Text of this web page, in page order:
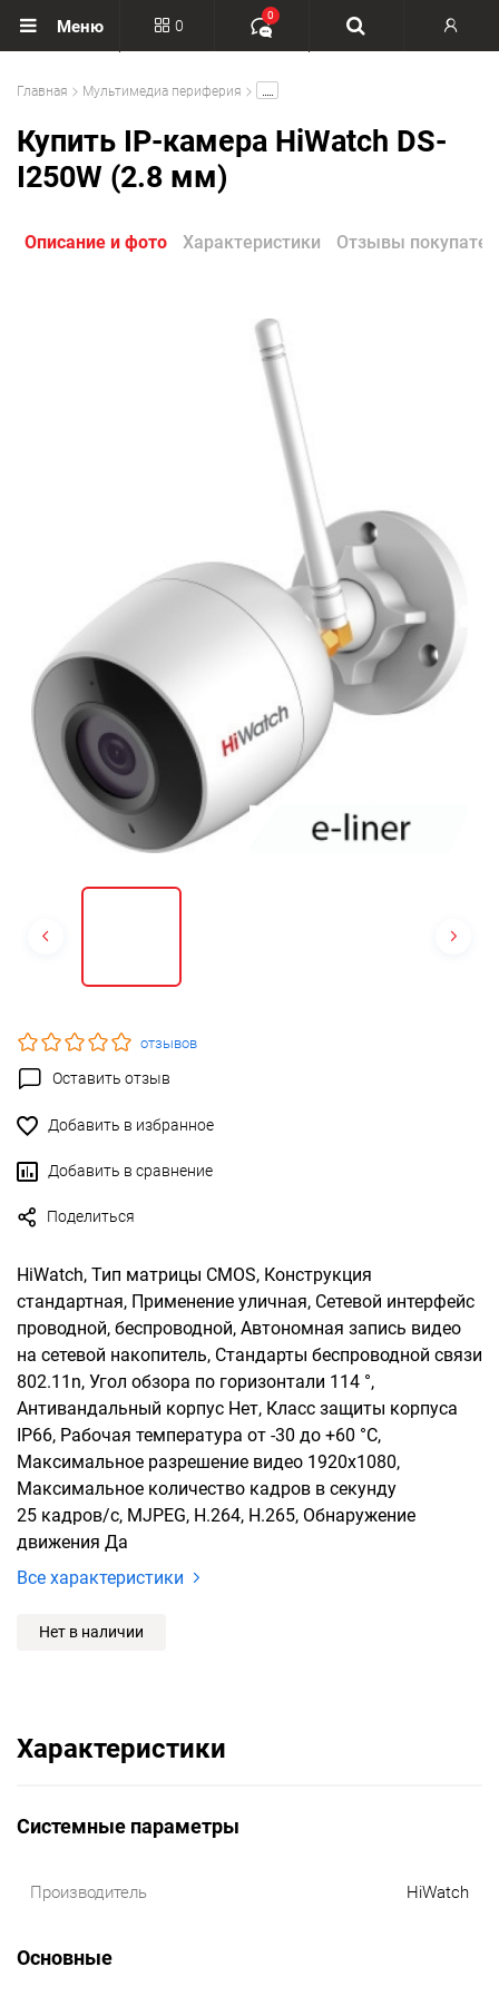
Меню 0
0
Главная Мультимедиа периферия
Купить IP-камера HiWatch DS-
I250W (2.8 мм)
Описание и фото Характеристики Отзывы
отзывов
Оставить отзыв
Добавить в избранное
Добавить в сравнение
Поделиться
HiWatch, Тип матрицы CMOS, Конструкция
стандартная, Применение уличная, Сетевой интерфейс
проводной, беспроводной, Автономная запись видео
на сетевой накопитель, Стандарты беспроводной связи
802.11n, Угол обзора по горизонтали 114 °,
Антивандальный корпус Нет, Класс защиты корпуса
IP66, Рабочая температура от -30 до +60 °С,
Максимальное разрешение видео 1920x1080,
Максимальное количество кадров в секунду
25 кадров/с, MJPEG, H.264, H.265, Обнаружение
движения Да
Все характеристики
Нет в наличии
Характеристики
Системные параметры
Производитель HiWatch
Основные